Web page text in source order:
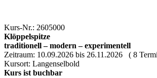
Kurs-Nr.: 2605000
Klöppelspitze
traditionell – modern – experimentell
Zeitraum: 10.09.2026 bis 26.11.2026 ( 8
Kursort: Langenselbold
Kurs ist buchbar